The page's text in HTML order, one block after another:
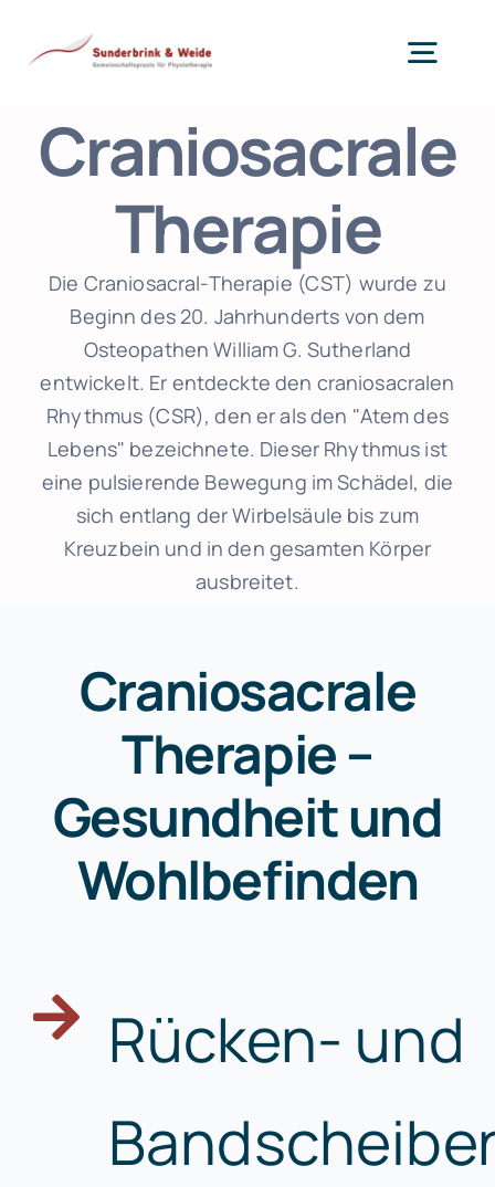
Inhalt
Kinder
Praxis
Praxis App NEU
INDIBA® Radiofrequenztherapie
Termine
Online-Rezeption
Craniosacrale
Therapie
Die Craniosacral-Therapie (CST) wurde zu
Beginn des 20. Jahrhunderts von dem
Osteopathen William G. Sutherland
entwickelt. Er entdeckte den craniosacralen
Rhythmus (CSR), den er als den "Atem des
Lebens" bezeichnete. Dieser Rhythmus ist
eine pulsierende Bewegung im Schädel, die
sich entlang der Wirbelsäule bis zum
Kreuzbein und in den gesamten Körper
ausbreitet.
Craniosacrale
Therapie –
Gesundheit und
Wohlbefinden
Rücken- und